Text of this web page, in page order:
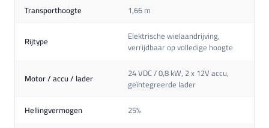
Transporthoogte
1,66 m
Rijtype Elektrische wielaandrijving,
verrijdbaar op volledige hoogte
Motor / accu / lader 24 VDC / 0,8 kW, 2 x 12V accu,
geïntegreerde lader
Hellingvermogen
25%